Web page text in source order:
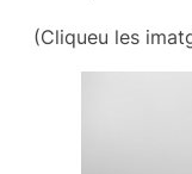
(Cliqueu les